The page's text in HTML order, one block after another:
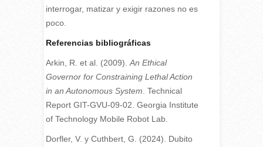
interrogar, matizar y exigir razones no es
poco.
Referencias bibliográficas
Arkin, R. et al. (2009). An Ethical
Governor for Constraining Lethal Action
in an Autonomous System . Technical
Report GIT-GVU-09-02. Georgia Institute
of Technology Mobile Robot Lab.
Dorfler, V. y Cuthbert, G. (2024). Dubito